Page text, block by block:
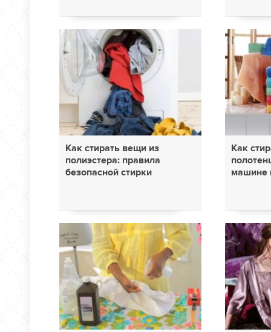
Как стирать вещи из
полиэстера: правила
безопасной стирки
Как
машине